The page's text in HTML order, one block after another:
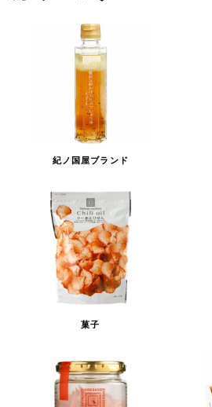
紀ノ国屋ブランド
菓子